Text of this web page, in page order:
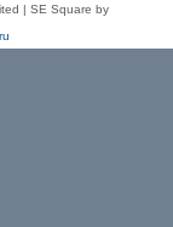
| SE Square by